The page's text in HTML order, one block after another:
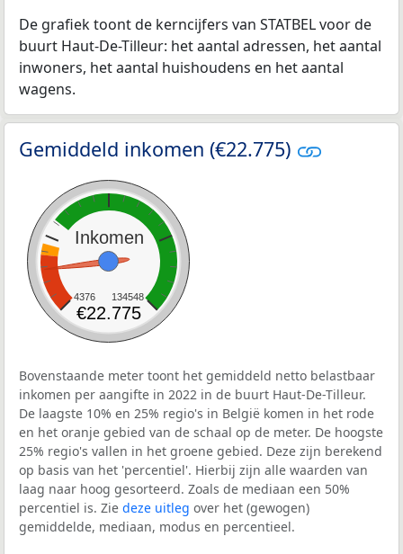
De grafiek toont de kerncijfers van STATBEL voor de
buurt Haut-De-Tilleur: het aantal adressen, het aantal
inwoners, het aantal huishoudens en het aantal
wagens.
Gemiddeld inkomen (€22.775)
Inkomen
4376 134548
€22.775
Bovenstaande meter toont het gemiddeld netto belastbaar
inkomen per aangifte in 2022 in de buurt Haut-De-Tilleur.
De laagste 10% en 25% regio's in België komen in het rode
en het oranje gebied van de schaal op de meter. De hoogste
25% regio's vallen in het groene gebied. Deze zijn berekend
op basis van het 'percentiel'. Hierbij zijn alle waarden van
laag naar hoog gesorteerd. Zoals de mediaan een 50%
percentiel is. Zie deze uitleg over het (gewogen)
gemiddelde, mediaan, modus en percentieel.